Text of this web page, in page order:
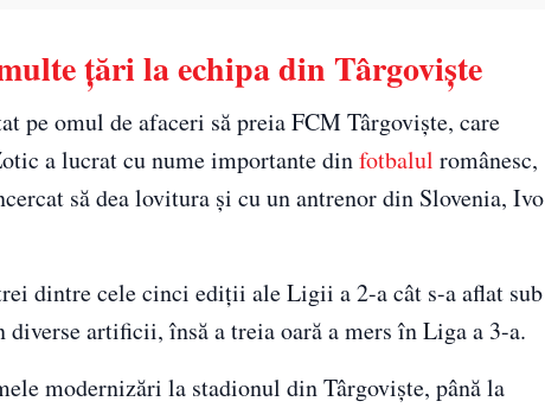
ţări la echipa din Târgovişte
omul de afaceri să preia FCM Târgovişte, care
a lucrat cu nume importante dinfotbalul românesc,
să dea lovitura şi cu un antrenor din Slovenia, Ivo
dintre cele cinci ediții ale Ligii a 2-a cât s-a aflat sub
artificii, însă a treia oară a mers în Liga a 3-a.
modernizări la stadionul din Târgoviște, până la